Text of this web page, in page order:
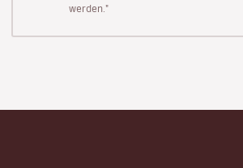
werden."